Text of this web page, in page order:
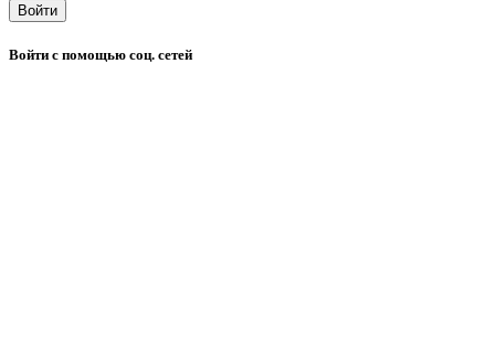
Войти
Войти с помощью соц. сетей